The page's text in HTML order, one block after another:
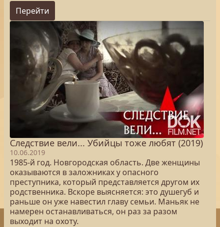
Перейти
Следствие вели... Убийцы тоже любят (2019)
10.06.2019
1985-й год. Новгородская область. Две женщины
оказываются в заложниках у опасного
преступника, который представляется другом их
родственника. Вскоре выясняется: это душегуб и
раньше он уже навестил главу семьи. Маньяк не
намерен останавливаться, он раз за разом
выходит на охоту.